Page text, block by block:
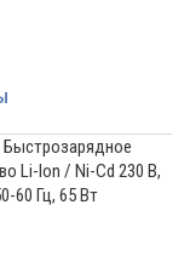
Быстрозарядное
Li-Ion / Ni-Cd 230 В,
60 Гц, 65 Вт